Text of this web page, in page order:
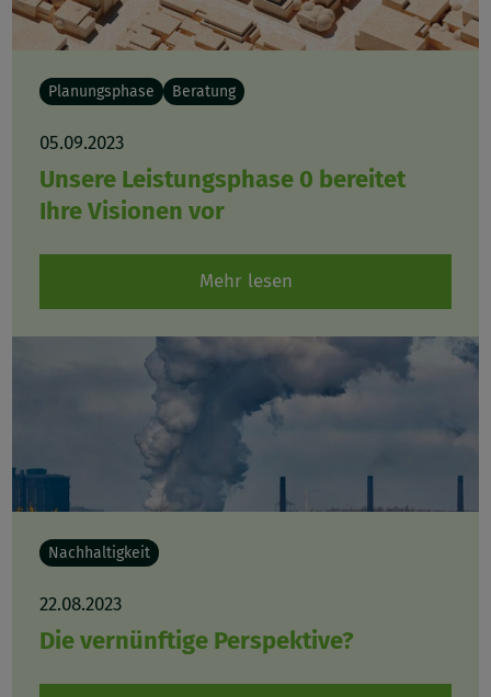
Planungsphase Beratung
05.09.2023
Unsere Leistungsphase 0 bereitet
Ihre Visionen vor
Mehr lesen
Nachhaltigkeit
22.08.2023
Die vernünftige Perspektive?